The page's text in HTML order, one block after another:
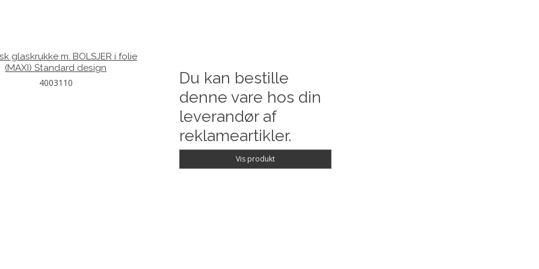
glaskrukke m. BOLSJER i folie
(MAXI) Standard design
4003110
Du kan bestille
denne vare hos din
leverandør af
reklameartikler.
Vis produkt